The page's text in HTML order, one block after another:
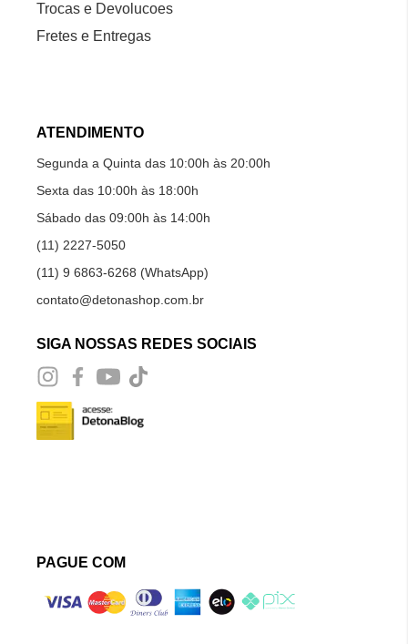
Trocas e Devolucoes
Fretes e Entregas
ATENDIMENTO
Segunda a Quinta das 10:00h às 20:00h
Sexta das 10:00h às 18:00h
Sábado das 09:00h às 14:00h
(11) 2227-5050
(11) 9 6863-6268 (WhatsApp)
contato@detonashop.com.br
SIGA NOSSAS REDES SOCIAIS
PAGUE COM